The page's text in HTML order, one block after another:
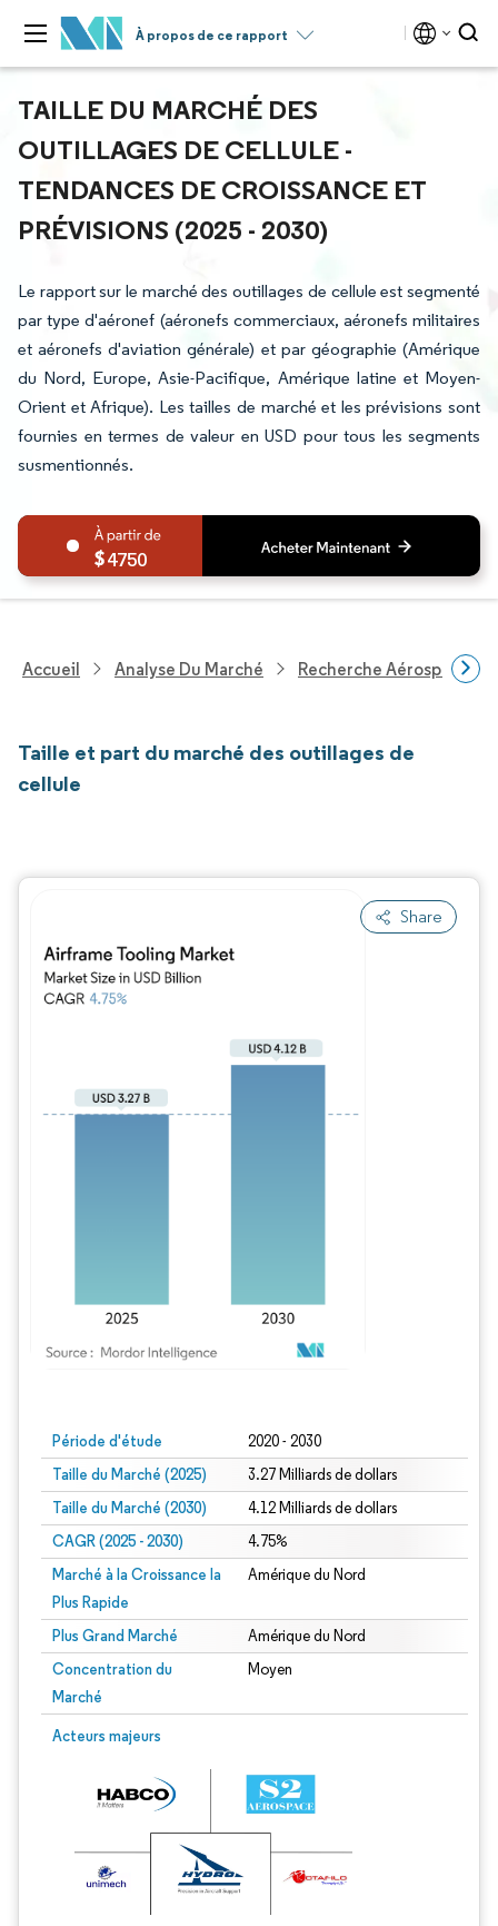
À propos de ce rapport
TAILLE DU MARCHÉ DES
OUTILLAGES DE CELLULE -
TENDANCES DE CROISSANCE ET
PRÉVISIONS (2025 - 2030)
Le rapport sur le marché des outillages de cellule est segmenté
par type d'aéronef (aéronefs commerciaux, aéronefs militaires
et aéronefs d'aviation générale) et par géographie (Amérique
du Nord, Europe, Asie-Pacifique, Amérique latine et Moyen-
Orient et Afrique). Les tailles de marché et les prévisions sont
fournies en termes de valeur en USD pour tous les segments
susmentionnés.
4750
Accueil Analyse Du Marché Recherche Aérospatiale
Taille et part du marché des outillages de
cellule
Share
Période d'étude 2020 - 2030
Taille du Marché (2025) 3.27 Milliards de dollars
Taille du Marché (2030) 4.12 Milliards de dollars
CAGR (2025 - 2030) 4.75%
Marché à la Croissance la
Plus Rapide
Amérique du Nord
Plus Grand Marché Amérique du Nord
Concentration du
Marché
Moyen
Acteurs majeurs